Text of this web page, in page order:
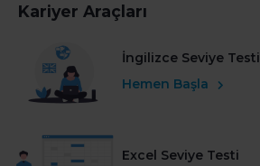
Kariyer Araçları
İngilizce Seviye Testi
Hemen Başla
Excel Seviye Testi